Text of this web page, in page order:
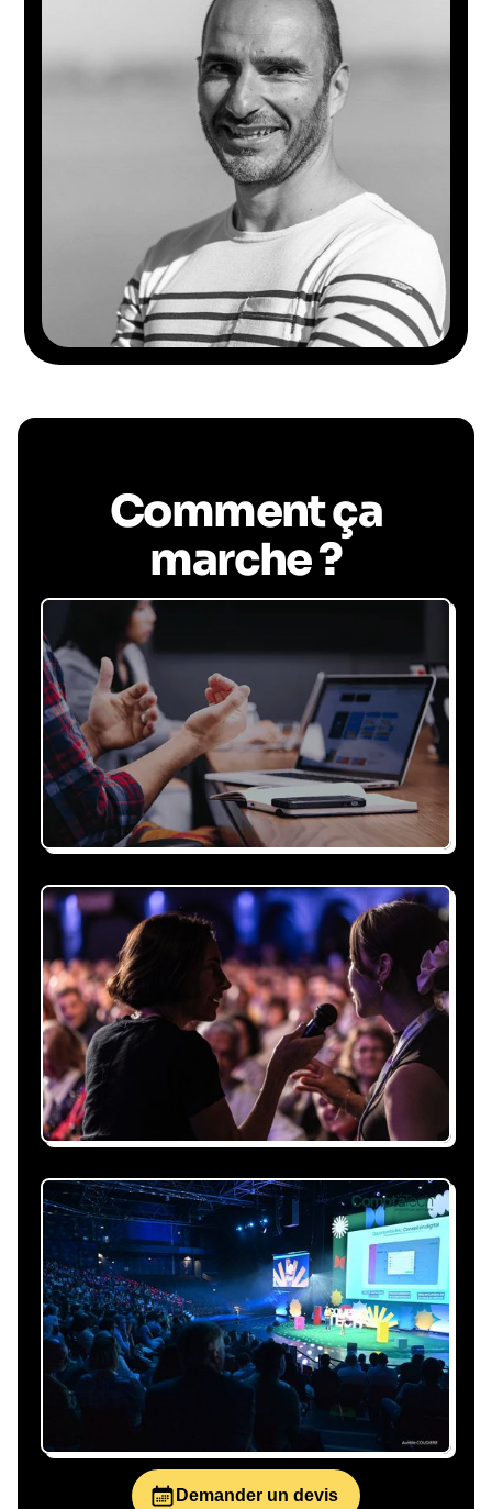
Comment ça
marche ?
Recevez une proposition
sous 24h
Expliquez-nous vos besoins, on vous répond
sous 24h avec une proposition
personnalisée, claire et adaptée à votre
événement et à vos contraintes.
Nous nous occupons de
tout
Gestion du planning, échanges avec le
conférencier, coordination logistique : vous
êtes accompagné à chaque étape, sans perte
de temps ni complication.
Demander un devis